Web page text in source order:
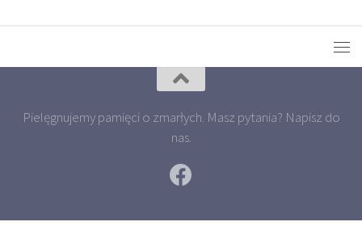
Pielęgnujemy pamięci o zmarłych. Masz pytania? Napisz do
nas.